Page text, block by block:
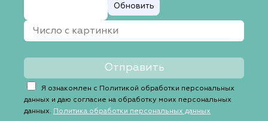
Обновить
Я ознакомлен с Политикой обработки персональных
данных и даю согласие на обработку моих персональных
данных. Политика обработки персональных данных